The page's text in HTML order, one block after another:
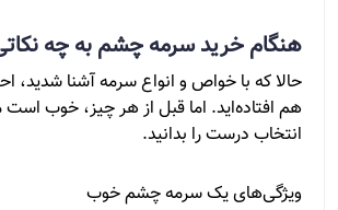
هنگام خرید سرمه چشم به چه
حالا که با خواص و انواع سرمه آشنا شدید،
هم افتاده‌اید. اما قبل از هر چیز، خوب
انتخاب درست را بدانید.
ویژگی‌های یک سرمه چشم خوب